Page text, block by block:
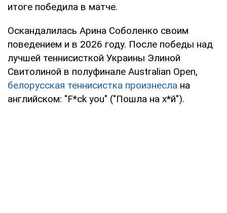
итоге победила в матче.
Оскандалилась Арина Соболенко своим
поведением и в 2026 году. После победы над
лучшей теннисисткой Украины Элиной
Свитолиной в полуфинале Australian Open,
белорусская теннисистка произнесла на
английском: "F*ck you" ("Пошла на х*й").